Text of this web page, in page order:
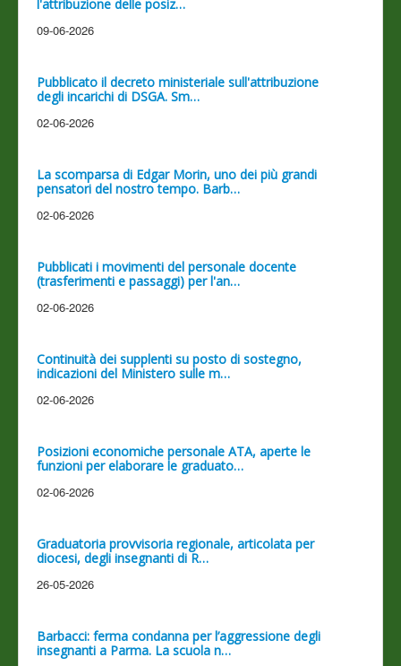
l'attribuzione delle posiz…
09-06-2026
Pubblicato il decreto ministeriale sull'attribuzione
degli incarichi di DSGA. Sm…
02-06-2026
La scomparsa di Edgar Morin, uno dei più grandi
pensatori del nostro tempo. Barb…
02-06-2026
Pubblicati i movimenti del personale docente
(trasferimenti e passaggi) per l'an…
02-06-2026
Continuità dei supplenti su posto di sostegno,
indicazioni del Ministero sulle m…
02-06-2026
Posizioni economiche personale ATA, aperte le
funzioni per elaborare le graduato…
02-06-2026
Graduatoria provvisoria regionale, articolata per
diocesi, degli insegnanti di R…
26-05-2026
Barbacci: ferma condanna per l’aggressione degli
insegnanti a Parma. La scuola n…